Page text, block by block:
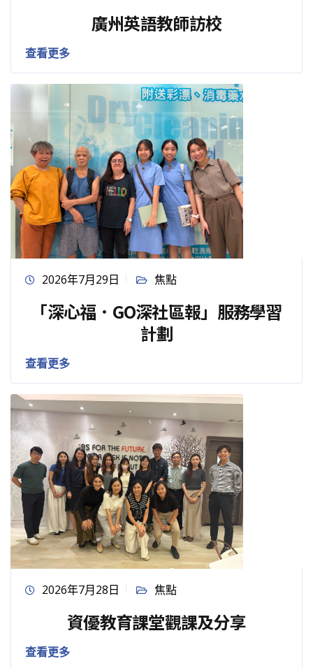
廣州英語教師訪校
查看更多
2026年7月29日 焦點
「深心福．GO深社區報」服務學習
計劃
查看更多
2026年7月28日 焦點
資優教育課堂觀課及分享
查看更多